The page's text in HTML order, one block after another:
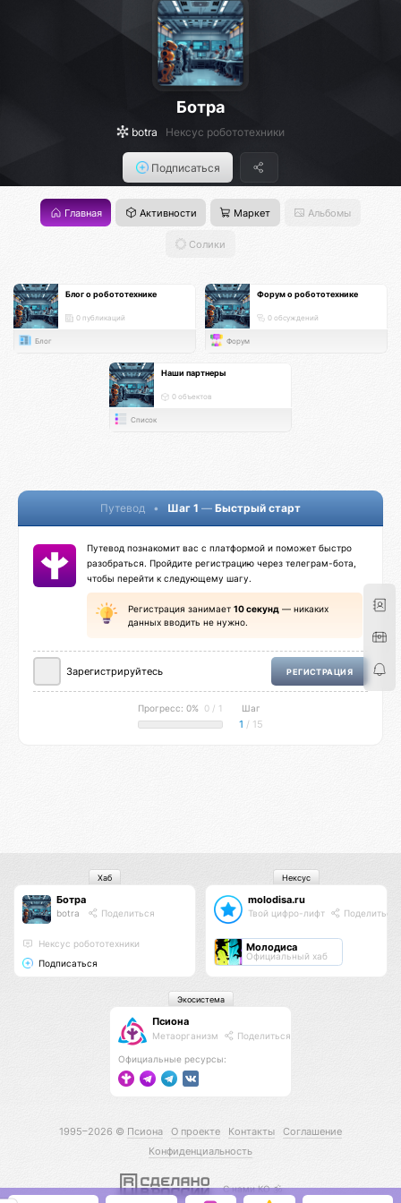
Ботра
botra Нексус робототехники
Подписаться
Главная Активности Маркет Альбомы
Солики
Блог о робототехнике
0 публикаций
Блог
Форум о робототехнике
0 обсуждений
Форум
Наши партнеры
0 объектов
Список
Путевод • Шаг 1 — Быстрый старт
Путевод познакомит вас с платформой и поможет быстро
разобраться. Пройдите регистрацию через телеграм-бота,
чтобы перейти к следующему шагу.
Регистрация занимает 10 секунд — никаких
данных вводить не нужно.
Зарегистрируйтесь РЕГИСТРАЦИЯ
Прогресс: 0% 0 / 1 Шаг
1 / 15
Ботра
botra Поделиться
Нексус робототехники
Подписаться
Хаб
molodisa.ru
Твой цифро-лифт Поделиться
Молодиса
Официальный хаб
Нексус
Псиона
Метаорганизм Поделиться
Официальные ресурсы:
Экосистема
1995–2026 © Псиона О проекте Контакты
Соглашение
Конфиденциальность
С нами КО 🕉️